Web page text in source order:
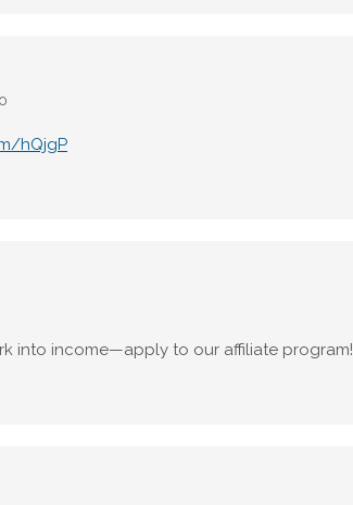
hQjgP
into income—apply to our affiliate program!